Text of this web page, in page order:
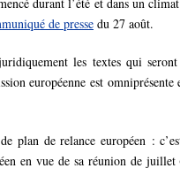
de presse du 27 août.
les textes qui
européenne est omniprésente
plan de relance européen :
en vue de sa réunion de